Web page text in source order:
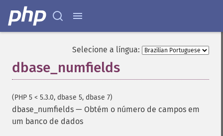
Selecione a língua:
dbase_numfields
(PHP 5 < 5.3.0, dbase 5, dbase 7)
dbase_numfields — Obtém o número de campos em
um banco de dados